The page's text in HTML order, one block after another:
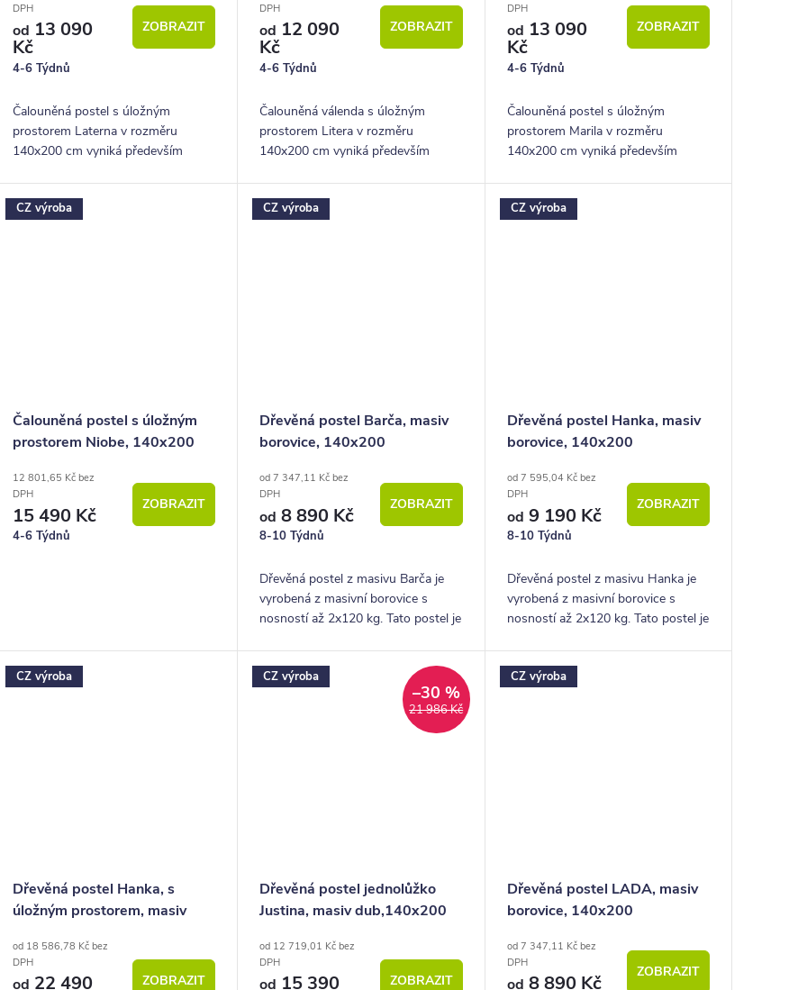
DPH
od 13 090
Kč
4-6 Týdnů
ZOBRAZIT
Čalouněná postel s úložným
prostorem Laterna v rozměru
140x200 cm vyniká především
příznivou cenou.
DPH
od 12 090
Kč
4-6 Týdnů
ZOBRAZIT
Čalouněná válenda s úložným
prostorem Litera v rozměru
140x200 cm vyniká především
příznivou cenou.
DPH
od 13 090
Kč
4-6 Týdnů
ZOBRAZIT
Čalouněná postel s úložným
prostorem Marila v rozměru
140x200 cm vyniká především
příznivou cenou.
CZ výroba
Čalouněná postel s úložným
prostorem Niobe, 140x200
12 801,65 Kč bez
DPH
15 490 Kč
4-6 Týdnů
ZOBRAZIT
CZ výroba
Dřevěná postel Barča, masiv
borovice, 140x200
od 7 347,11 Kč bez
DPH
od 8 890 Kč
8-10 Týdnů
ZOBRAZIT
Dřevěná postel z masivu Barča je
vyrobená z masivní borovice s
nosností až 2x120 kg. Tato postel je
chalupu.
CZ výroba
Dřevěná postel Hanka, masiv
borovice, 140x200
od 7 595,04 Kč bez
DPH
od 9 190 Kč
8-10 Týdnů
ZOBRAZIT
Dřevěná postel z masivu Hanka je
vyrobená z masivní borovice s
nosností až 2x120 kg. Tato postel je
chalupu.
CZ výroba
Dřevěná postel Hanka, s
úložným prostorem, masiv
od 18 586,78 Kč bez
DPH
od 22 490 ZOBRAZIT
CZ výroba
21 986 Kč
–30 %
Dřevěná postel jednolůžko
Justina, masiv dub,140x200
od 12 719,01 Kč bez
DPH
od 15 390 ZOBRAZIT
CZ výroba
Dřevěná postel LADA, masiv
borovice, 140x200
od 7 347,11 Kč bez
DPH
od 8 890 Kč ZOBRAZIT